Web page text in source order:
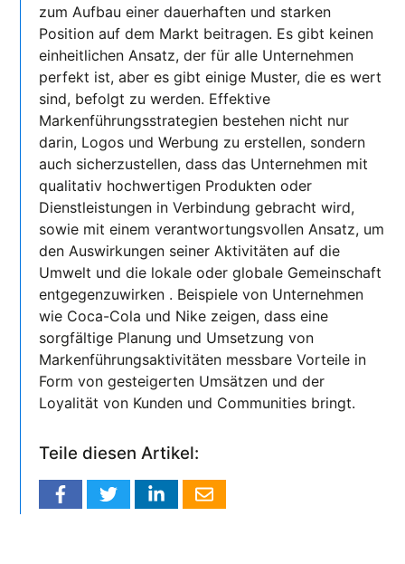
zum Aufbau einer dauerhaften und starken
Position auf dem Markt beitragen. Es gibt keinen
einheitlichen Ansatz, der für alle Unternehmen
perfekt ist, aber es gibt einige Muster, die es wert
sind, befolgt zu werden. Effektive
Markenführungsstrategien bestehen nicht nur
darin, Logos und Werbung zu erstellen, sondern
auch sicherzustellen, dass das Unternehmen mit
qualitativ hochwertigen Produkten oder
Dienstleistungen in Verbindung gebracht wird,
sowie mit einem verantwortungsvollen Ansatz, um
den Auswirkungen seiner Aktivitäten auf die
Umwelt und die lokale oder globale Gemeinschaft
entgegenzuwirken . Beispiele von Unternehmen
wie Coca-Cola und Nike zeigen, dass eine
sorgfältige Planung und Umsetzung von
Markenführungsaktivitäten messbare Vorteile in
Form von gesteigerten Umsätzen und der
Loyalität von Kunden und Communities bringt.
Teile diesen Artikel: